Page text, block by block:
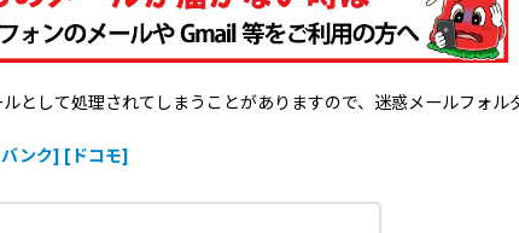
として処理されてしまうことがありますので、迷惑メールフォ
ンク] [ドコモ]